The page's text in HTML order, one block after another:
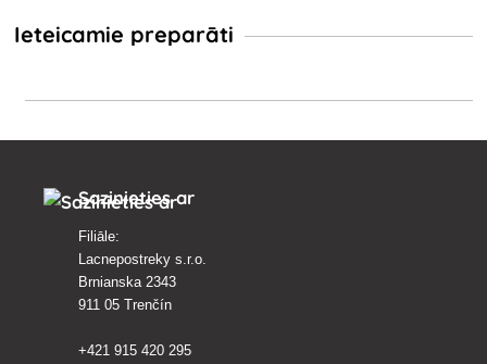
Ieteicamie preparāti
Sazinieties ar
Filiāle:
Lacnepostreky s.r.o.
Brnianska 2343
911 05 Trenčín
+421 915 420 295